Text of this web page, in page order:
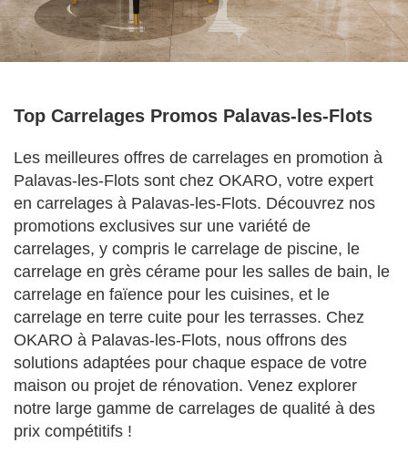
Top Carrelages Promos Palavas-les-Flots
Les meilleures offres de carrelages en promotion à
Palavas-les-Flots sont chez OKARO, votre expert
en carrelages à Palavas-les-Flots. Découvrez nos
promotions exclusives sur une variété de
carrelages, y compris le carrelage de piscine, le
carrelage en grès cérame pour les salles de bain, le
carrelage en faïence pour les cuisines, et le
carrelage en terre cuite pour les terrasses. Chez
OKARO à Palavas-les-Flots, nous offrons des
solutions adaptées pour chaque espace de votre
maison ou projet de rénovation. Venez explorer
notre large gamme de carrelages de qualité à des
prix compétitifs !